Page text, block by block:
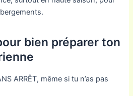
bien préparer ton
ARRÊT, même si tu n’as pas